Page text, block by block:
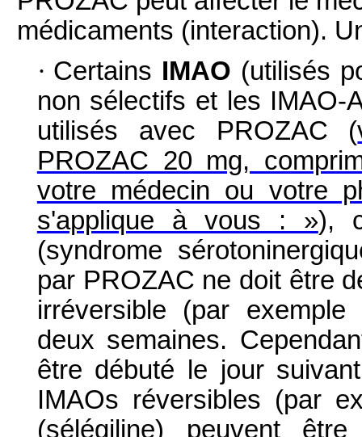
médicaments (interaction).
· Certains IMAO (utilisés
non sélectifs et les IMAO-
utilisés avec PROZAC (
PROZAC 20 mg,
votre médecin ou votre
s'applique à vous : »),
(syndrome
par PROZAC ne doit être
irréversible (par
deux semaines.
être débuté le jour
IMAOs réversibles (par
(sélégiline) peuvent